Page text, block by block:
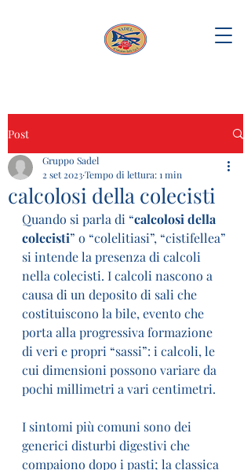
Post
calcolosi della colecisti
Gruppo Sadel
2 set 2023Tempo di lettura: 1 min
Quando si parla di “calcolosi della
colecisti” o “colelitiasi”, “cistifellea”
si intende la presenza di calcoli
nella colecisti. I calcoli nascono a
causa di un deposito di sali che
costituiscono la bile, evento che
porta alla progressiva formazione
di veri e propri “sassi”: i calcoli, le
cui dimensioni possono variare da
pochi millimetri a vari centimetri.
I sintomi più comuni sono dei
generici disturbi digestivi che
compaiono dopo i pasti; la classica